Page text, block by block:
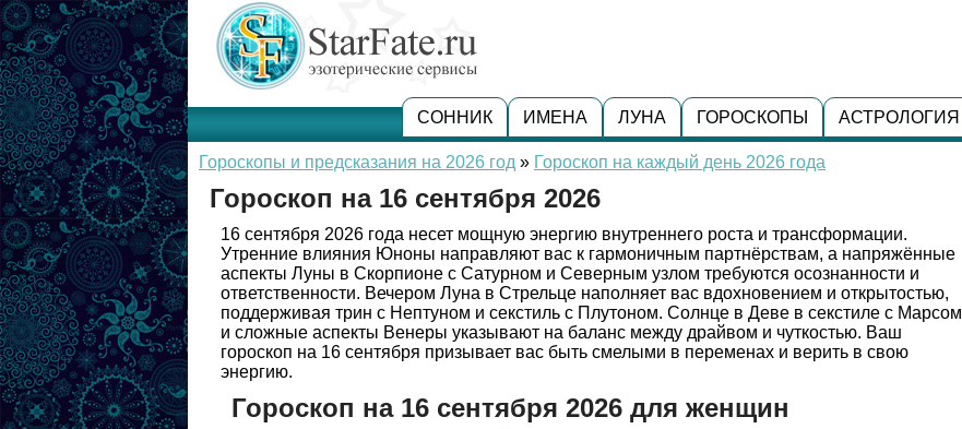
СОННИК ИМЕНА ЛУНА ГОРОСКОПЫ АСТРОЛОГИЯ
Гороскопы и предсказания на 2026 год » Гороскоп на каждый день 2026 года
Гороскоп на 16 сентября 2026
16 сентября 2026 года несет мощную энергию внутреннего роста и трансформации.
Утренние влияния Юноны направляют вас к гармоничным партнёрствам, а напряжённые
аспекты Луны в Скорпионе с Сатурном и Северным узлом требуются осознанности и
ответственности. Вечером Луна в Стрельце наполняет вас вдохновением и открытостью,
поддерживая трин с Нептуном и секстиль с Плутоном. Солнце в Деве в секстиле с Марсом
и сложные аспекты Венеры указывают на баланс между драйвом и чуткостью. Ваш
гороскоп на 16 сентября призывает вас быть смелыми в переменах и верить в свою
энергию.
Гороскоп на 16 сентября 2026 для женщин